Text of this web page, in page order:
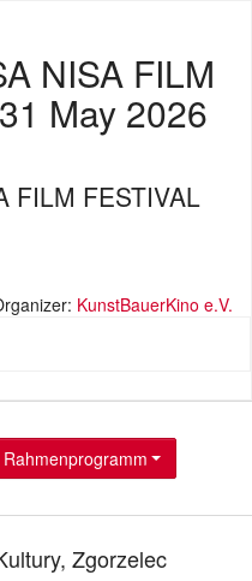
NISA FILM
May 2026
FILM FESTIVAL
KunstBauerKino e.V.
Rahmenprogramm
Zgorzelec